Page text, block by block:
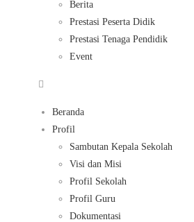
Berita
Prestasi Peserta Didik
Prestasi Tenaga Pendidik
Event
Beranda
Profil
Sambutan Kepala Sekolah
Visi dan Misi
Profil Sekolah
Profil Guru
Dokumentasi